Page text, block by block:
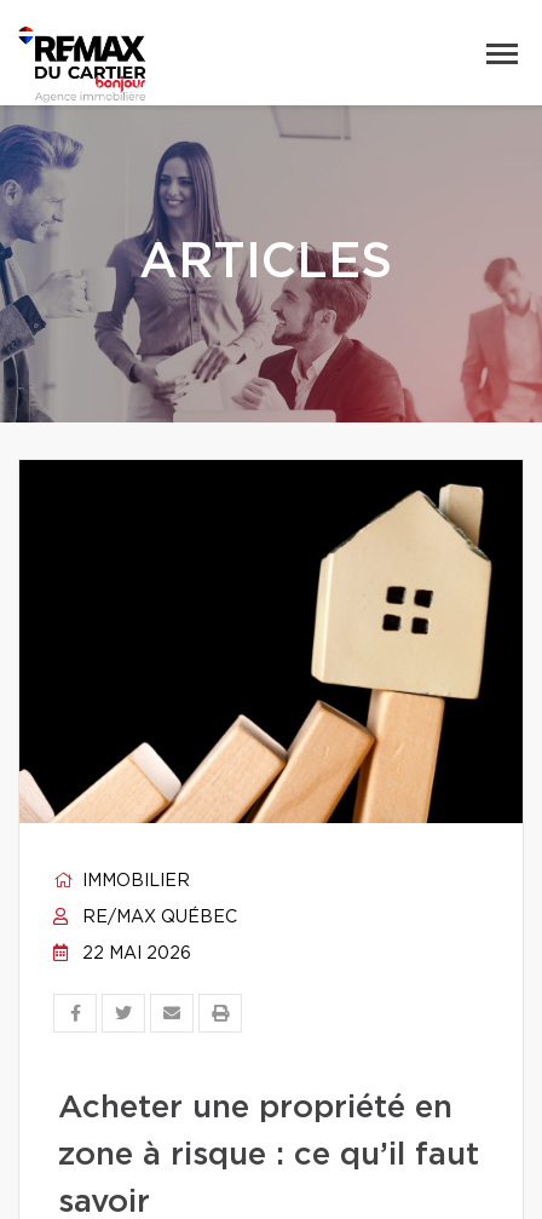
ARTICLES
IMMOBILIER
RE/MAX QUÉBEC
22 MAI 2026
Acheter une propriété en
zone à risque : ce qu’il faut
savoir